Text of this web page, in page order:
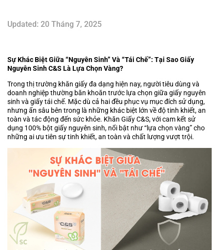
Updated: 20 Tháng 7, 2025
Sự Khác Biệt Giữa “Nguyên Sinh” Và “Tái Chế”: Tại Sao Giấy
Nguyên Sinh C&S Là Lựa Chọn Vàng?
Trong thị trường khăn giấy đa dạng hiện nay, người tiêu dùng và
doanh nghiệp thường băn khoăn trước lựa chọn giữa giấy nguyên
sinh và giấy tái chế. Mặc dù cả hai đều phục vụ mục đích sử dụng,
nhưng ẩn sâu bên trong là những khác biệt lớn về độ tinh khiết, an
toàn và tác động đến sức khỏe. Khăn Giấy C&S, với cam kết sử
dụng 100% bột giấy nguyên sinh, nổi bật như “lựa chọn vàng” cho
những ai ưu tiên sự tinh khiết, an toàn và chất lượng vượt trội.